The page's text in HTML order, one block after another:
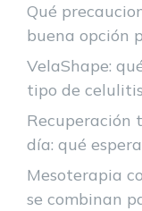
Qué
buena opción
VelaShape:
tipo de
Recuperación
día: qué
Mesoterapia
se combinan